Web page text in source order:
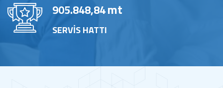
905.848,84mt
SERVİS HATTI